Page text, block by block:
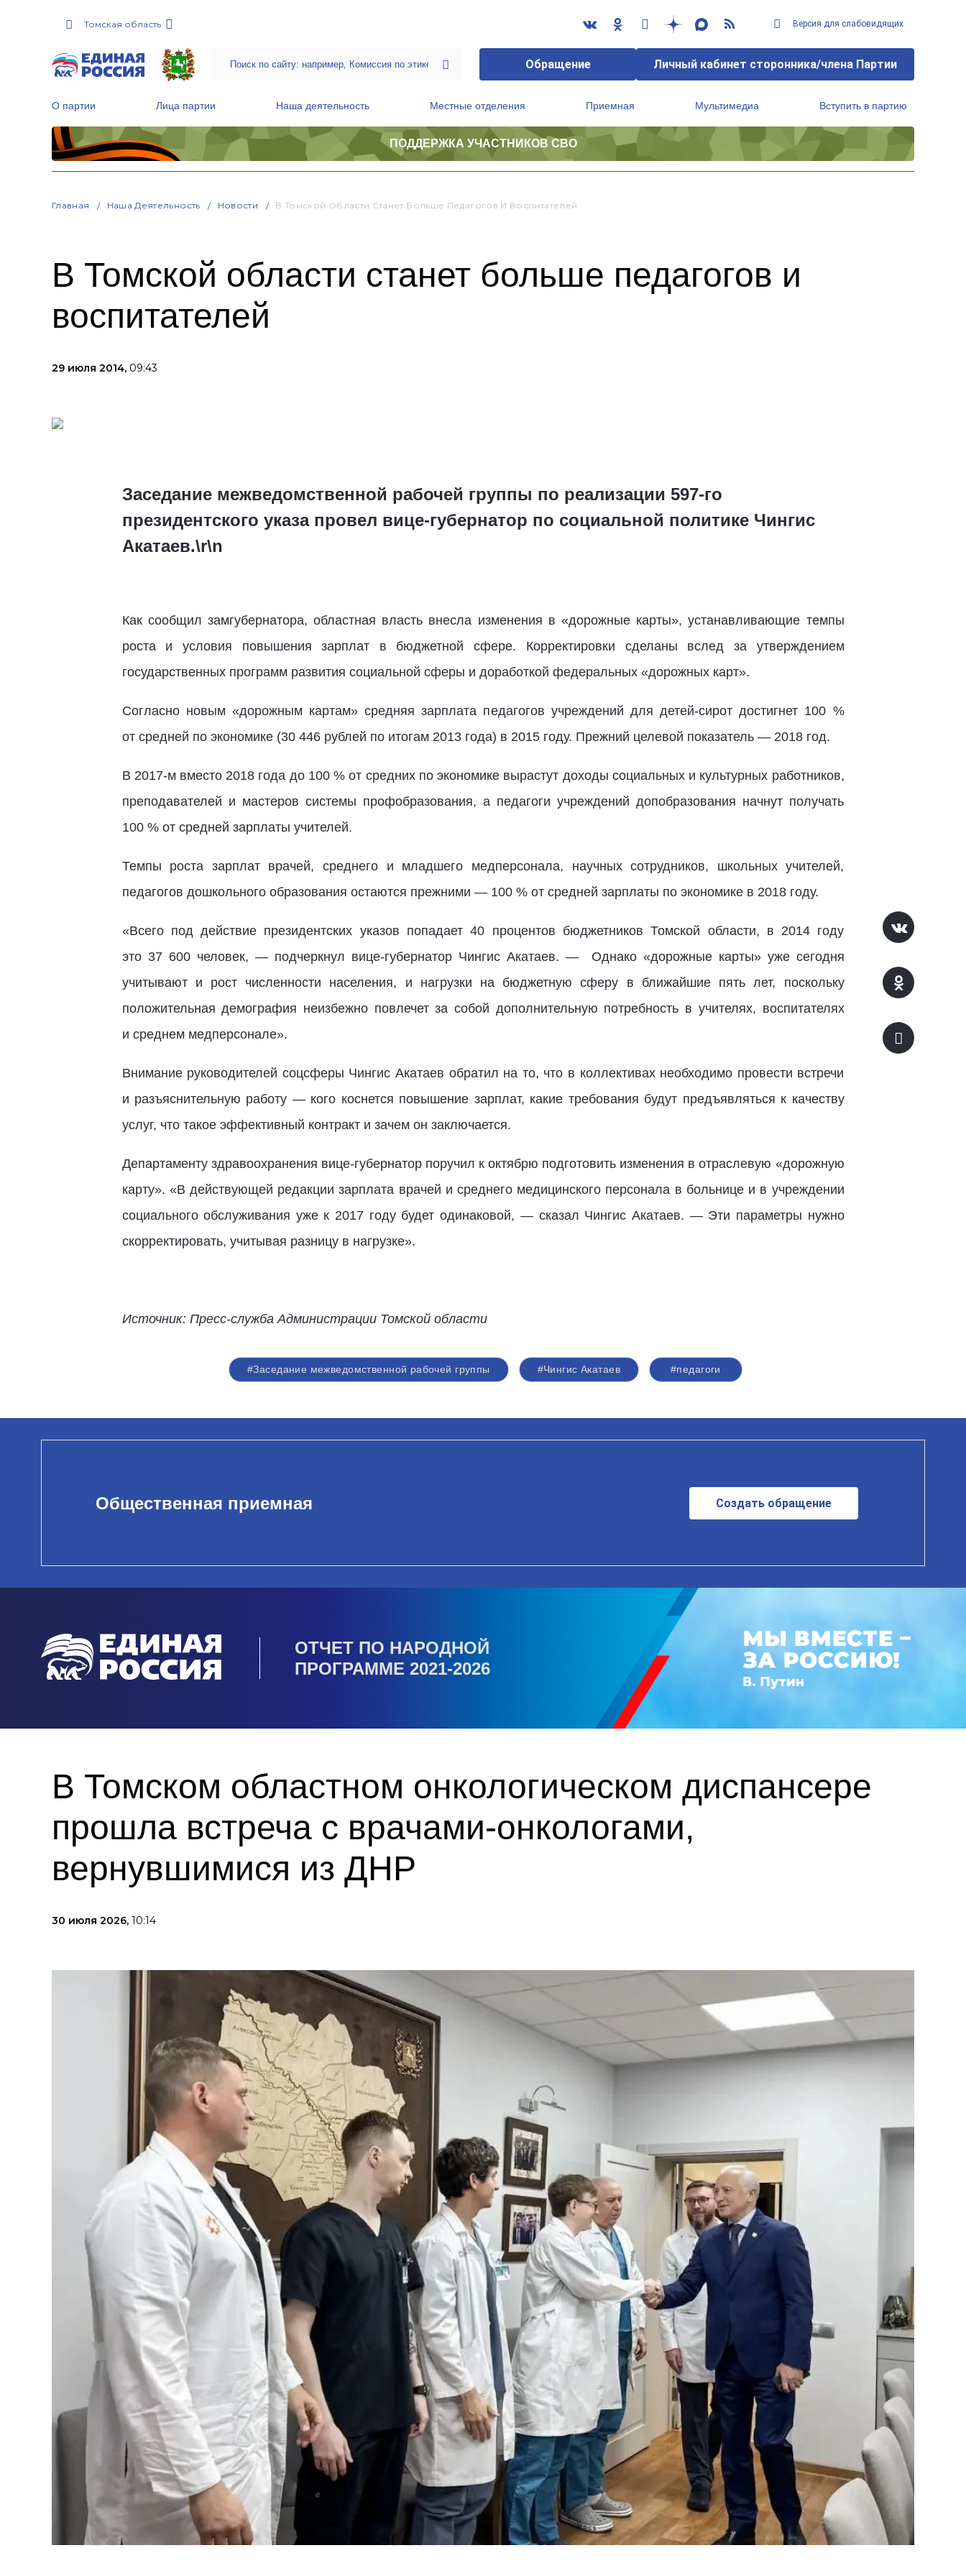
Томская область Версия для слабовидящих
Обращение Личный кабинет сторонника/члена Партии
О партии Лица партии Наша деятельность Местные отделения Приемная Мультимедиа Вступить в партию
ПОДДЕРЖКА УЧАСТНИКОВ СВО
Главная Наша Деятельность Новости В Томской Области Станет Больше Педагогов И Воспитателей
В Томской области станет больше педагогов и
воспитателей
29 июля 2014, 09:43
Заседание межведомственной рабочей группы по реализации 597-го
президентского указа провел вице-губернатор по социальной политике Чингис
Акатаев.\r\n
Как сообщил замгубернатора, областная власть внесла изменения в «дорожные карты», устанавливающие темпы
роста и условия повышения зарплат в бюджетной сфере. Корректировки сделаны вслед за утверждением
государственных программ развития социальной сферы и доработкой федеральных «дорожных карт».
Согласно новым «дорожным картам» средняя зарплата педагогов учреждений для детей-сирот достигнет 100 %
от средней по экономике (30 446 рублей по итогам 2013 года) в 2015 году. Прежний целевой показатель — 2018 год.
В 2017-мвместо 2018 года до 100 % от средних по экономике вырастут доходы социальных и культурных работников,
преподавателей и мастеров системы профобразования, а педагоги учреждений допобразования начнут получать
100 % от средней зарплаты учителей.
Темпы роста зарплат врачей, среднего и младшего медперсонала, научных сотрудников, школьных учителей,
педагогов дошкольного образования остаются прежними — 100 % от средней зарплаты по экономике в 2018 году.
«Всего под действие президентских указов попадает 40 процентов бюджетников Томской области, в 2014 году
это 37 600 человек, — подчеркнул вице-губернаторЧингис Акатаев. — Однако «дорожные карты» уже сегодня
учитывают и рост численности населения, и нагрузки на бюджетную сферу в ближайшие пять лет, поскольку
положительная демография неизбежно повлечет за собой дополнительную потребность в учителях, воспитателях
и среднем медперсонале».
Внимание руководителей соцсферы Чингис Акатаев обратил на то, что в коллективах необходимо провести встречи
и разъяснительную работу — кого коснется повышение зарплат, какие требования будут предъявляться к качеству
услуг, что такое эффективный контракт и зачем он заключается.
Департаменту здравоохранения вице-губернаторпоручил к октябрю подготовить изменения в отраслевую «дорожную
карту». «В действующей редакции зарплата врачей и среднего медицинского персонала в больнице и в учреждении
социального обслуживания уже к 2017 году будет одинаковой, — сказал Чингис Акатаев. — Эти параметры нужно
скорректировать, учитывая разницу в нагрузке».
Источник: Пресс-служба Администрации Томской области
#Заседание межведомственной рабочей группы #Чингис Акатаев #педагоги
Общественная приемная Создать обращение
ОТЧЕТ ПО НАРОДНОЙ
ПРОГРАММЕ 2021-2026
В Томском областном онкологическом диспансере
прошла встреча с врачами-онкологами,
вернувшимися из ДНР
30 июля 2026, 10:14